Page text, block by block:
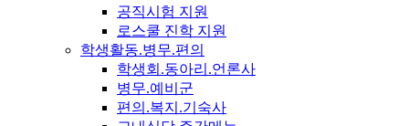
공직시험 지원
로스쿨 진학 지원
학생활동.병무.편의
학생회.동아리.언론사
병무.예비군
편의.복지.기숙사